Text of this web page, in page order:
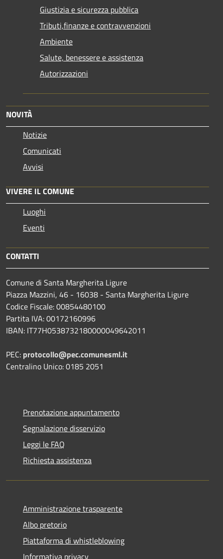
Giustizia e sicurezza pubblica
Tributi,finanze e contravvenzioni
Ambiente
Salute, benessere e assistenza
Autorizzazioni
NOVITÀ
Notizie
Comunicati
Avvisi
VIVERE IL COMUNE
Luoghi
Eventi
CONTATTI
Comune di Santa Margherita Ligure
Piazza Mazzini, 46 - 16038 - Santa Margherita Ligure
Codice Fiscale: 00854480100
Partita IVA: 00172160996
IBAN: IT77H0538732180000049642011
PEC: protocollo@pec.comunesml.it
Centralino Unico: 0185 2051
Prenotazione appuntamento
Segnalazione disservizio
Leggi le FAQ
Richiesta assistenza
Amministrazione trasparente
Albo pretorio
Piattaforma di whistleblowing
Informativa privacy